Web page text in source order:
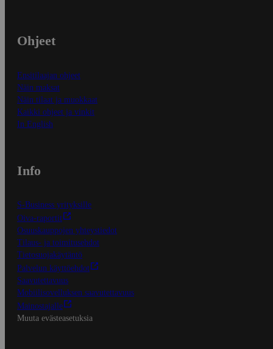
Ohjeet
Ensitilaajan ohjeet
Näin maksat
Näin tilaat ja muokkaat
Kaikki ohjeet ja vinkit
In English
Info
S-Business yrityksille
Oiva-raportit
Osuuskauppojen yhteystiedot
Tilaus- ja toimitusehdot
Tietosuojakäytäntö
Palvelun käyttöehdot
Saavutettavuus
Mobiilisovelluksen saavutettavuus
Mainostajalle
Muuta evästeasetuksia